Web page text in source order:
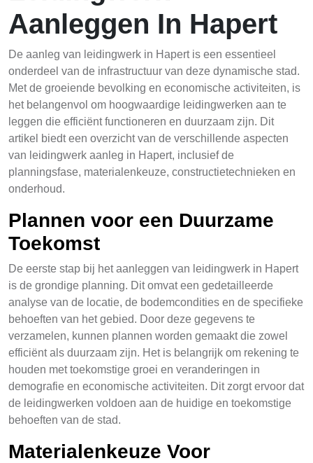
Aanleggen In Hapert
De aanleg van leidingwerk in Hapert is een essentieel
onderdeel van de infrastructuur van deze dynamische stad.
Met de groeiende bevolking en economische activiteiten, is
het belangenvol om hoogwaardige leidingwerken aan te
leggen die efficiënt functioneren en duurzaam zijn. Dit
artikel biedt een overzicht van de verschillende aspecten
van leidingwerk aanleg in Hapert, inclusief de
planningsfase, materialenkeuze, constructietechnieken en
onderhoud.
Plannen voor een Duurzame
Toekomst
De eerste stap bij het aanleggen van leidingwerk in Hapert
is de grondige planning. Dit omvat een gedetailleerde
analyse van de locatie, de bodemcondities en de specifieke
behoeften van het gebied. Door deze gegevens te
verzamelen, kunnen plannen worden gemaakt die zowel
efficiënt als duurzaam zijn. Het is belangrijk om rekening te
houden met toekomstige groei en veranderingen in
demografie en economische activiteiten. Dit zorgt ervoor dat
de leidingwerken voldoen aan de huidige en toekomstige
behoeften van de stad.
Materialenkeuze Voor